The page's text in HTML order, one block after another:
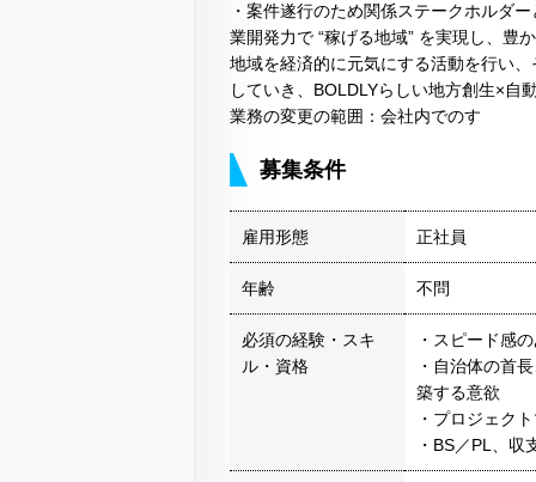
・案件遂行のため関係ステークホルダ
業開発力で “稼げる地域” を実現し、豊
地域を経済的に元気にする活動を行い
していき、BOLDLYらしい地方創生×自
業務の変更の範囲：会社内でのす
募集条件
雇用形態 正社員
年齢 不問
必須の経験・スキ
ル・資格
・スピード感
・自治体の首
築する意欲
・プロジェク
・BS／PL、収